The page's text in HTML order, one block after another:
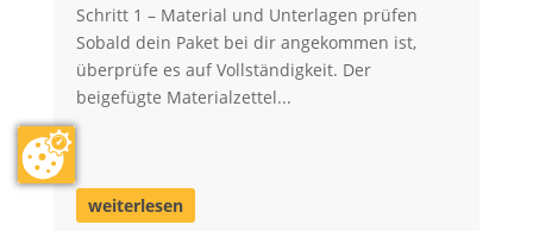
Schritt 1 – Material und Unterlagen prüfen
Sobald dein Paket bei dir angekommen ist,
überprüfe es auf Vollständigkeit. Der
beigefügte Materialzettel...
weiterlesen